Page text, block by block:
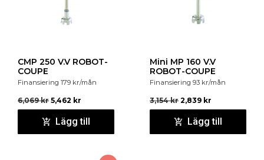
CMP 250 V.V ROBOT-
COUPE
Finansiering 179 kr/mån
6,069kr 5,462 kr
Lägg till
Mini MP 160 V.V
ROBOT-COUPE
Finansiering 93 kr/mån
3,154kr 2,839 kr
Lägg till